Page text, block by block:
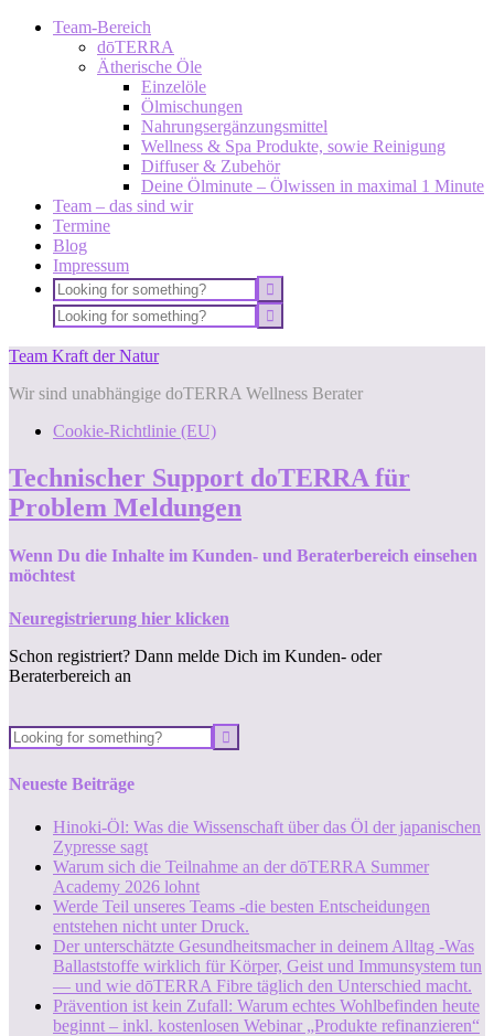
Team-Bereich
dōTERRA
Ätherische Öle
Einzelöle
Ölmischungen
Nahrungsergänzungsmittel
Wellness & Spa Produkte, sowie Reinigung
Diffuser & Zubehör
Deine Ölminute – Ölwissen in maximal 1 Minute
Team – das sind wir
Termine
Blog
Impressum
Team Kraft der Natur
Wir sind unabhängige doTERRA Wellness Berater
Cookie-Richtlinie (EU)
Technischer Support doTERRA für
Problem Meldungen
Wenn Du die Inhalte im Kunden- und Beraterbereich einsehen
möchtest
Neuregistrierung hier klicken
Schon registriert? Dann melde Dich im Kunden- oder
Beraterbereich an
Neueste Beiträge
Hinoki-Öl: Was die Wissenschaft über das Öl der japanischen
Zypresse sagt
Warum sich die Teilnahme an der dōTERRA Summer
Academy 2026 lohnt
Werde Teil unseres Teams -die besten Entscheidungen
entstehen nicht unter Druck.
Der unterschätzte Gesundheitsmacher in deinem Alltag -Was
Ballaststoffe wirklich für Körper, Geist und Immunsystem tun
— und wie dōTERRA Fibre täglich den Unterschied macht.
Prävention ist kein Zufall: Warum echtes Wohlbefinden heute
beginnt – inkl. kostenlosen Webinar „Produkte refinanzieren“